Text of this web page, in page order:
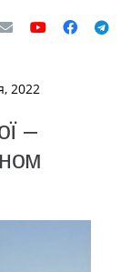
2022
–